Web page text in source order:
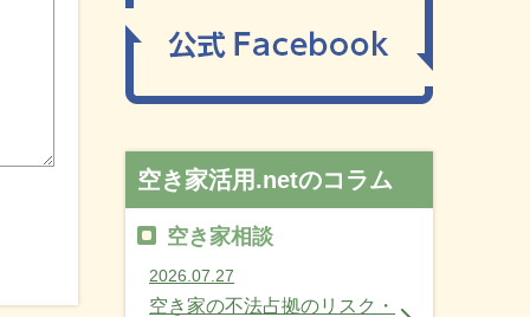
空き家活用.netのコラム
空き家相談
2026.07.27
空き家の不法占拠のリスク・